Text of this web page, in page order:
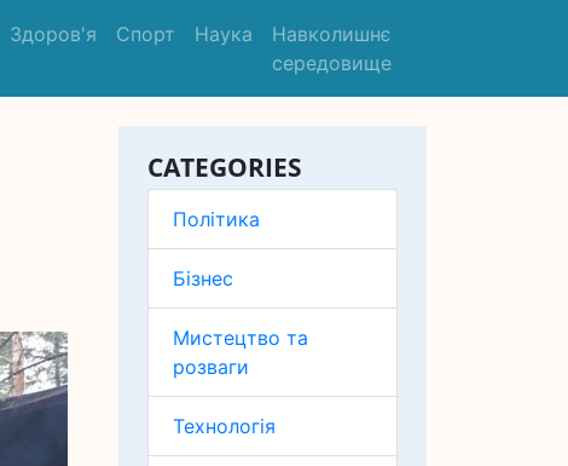
Здоров'я Спорт Наука
Навколишнє
середовище
CATEGORIES
Політика
Бізнес
Мистецтво та
розваги
Технологія